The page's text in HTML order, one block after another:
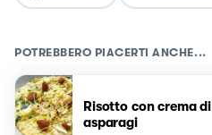
POTREBBERO PIACERTI ANCHE...
Risotto con crema di
asparagi